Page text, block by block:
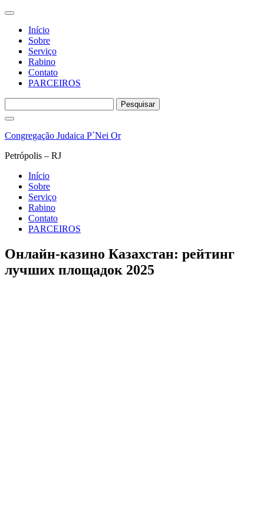
Início
Sobre
Serviço
Rabino
Contato
PARCEIROS
por:
Pular
o
Congregação Judaica P´Nei Or
Petrópolis – RJ
Início
Sobre
Serviço
Rabino
Contato
PARCEIROS
Онлайн‑казино Казахстан: рейтинг
лучших площадок 2025